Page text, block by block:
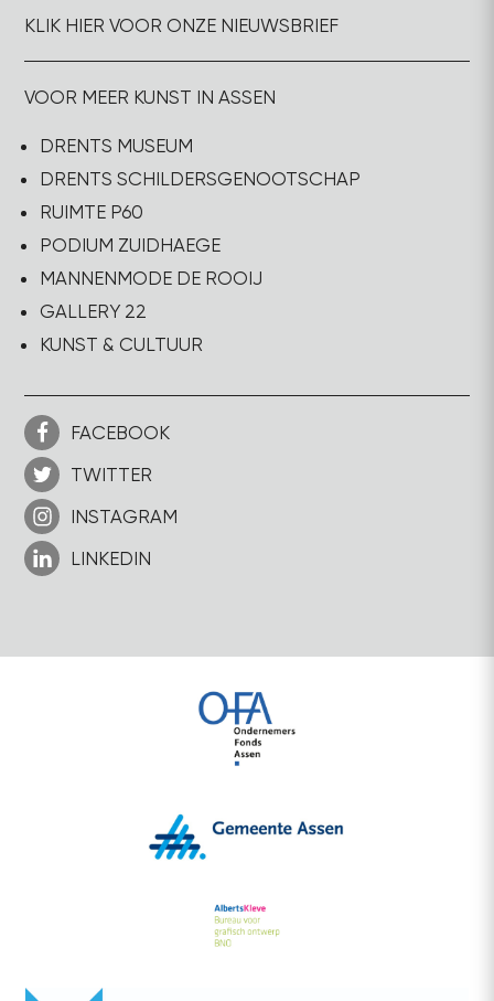
KLIK HIER VOOR ONZE NIEUWSBRIEF
VOOR MEER KUNST IN ASSEN
DRENTS MUSEUM
DRENTS SCHILDERSGENOOTSCHAP
RUIMTE P60
PODIUM ZUIDHAEGE
MANNENMODE DE ROOIJ
GALLERY 22
KUNST & CULTUUR
FACEBOOK
TWITTER
INSTAGRAM
LINKEDIN